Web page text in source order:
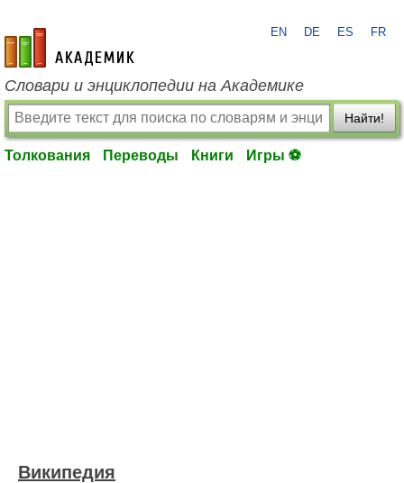
academic.ru
EN DE ES FR
Словари и энциклопедии на Академике
Найти!
Толкования Переводы Книги Игры ⚽
Википедия